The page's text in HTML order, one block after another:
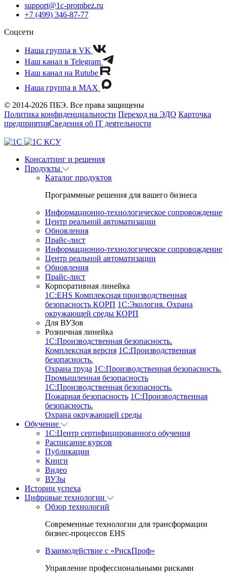
support@1c-prombez.ru
+7 (499) 346-87-77
Соцсети
Наша группа в VK
Наш канал в Telegram
Наш канал на Rutube
Наша группа в MAX
© 2014-2026 ПБЭ. Все права защищены
Политика конфиденциальности Переход на ЭДО Карточка
предприятияСведения об IT деятельности
Консалтинг и решения
Продукты
Каталог продуктов
Программные решения для вашего бизнеса
Информационно-технологическое сопровождение
Центр реальной автоматизации
Обновления
Прайс-лист
Информационно-технологическое сопровождение
Центр реальной автоматизации
Обновления
Прайс-лист
Корпоративная линейка
1С:EHS Комплексная производственная
безопасность КОРП 1С:Экология. Охрана
окружающей среды КОРП
Для ВУЗов
Розничная линейка
1C:Производственная безопасность.
Комплексная версия 1C:Производственная
безопасность.
Охрана труда 1C:Производственная безопасность.
Промышленная безопасность
1C:Производственная безопасность.
Пожарная безопасность 1C:Производственная
безопасность.
Охрана окружающей среды
Обучение
1C:Центр сертифицированного обучения
Расписание курсов
Публикации
Книги
Видео
ВУЗы
Истории успеха
Цифровые технологии
Обзор технологий
Современные технологии для трансформации
бизнес-процессов EHS
Взаимодействие с «РискПроф»
Управление профессиональными рисками